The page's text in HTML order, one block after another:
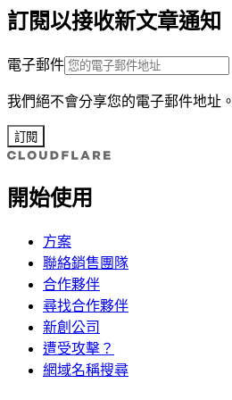
訂閱以接收新文章通知
電子郵件
我們絕不會分享您的電子郵件地址。
訂閱
開始使用
方案
聯絡銷售團隊
合作夥伴
尋找合作夥伴
新創公司
遭受攻擊？
網域名稱搜尋